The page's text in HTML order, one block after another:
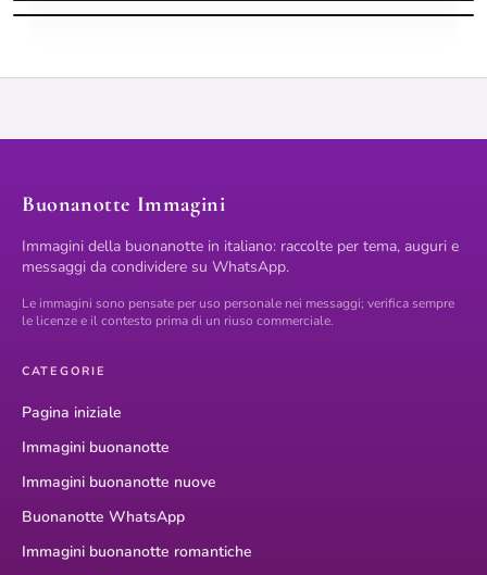
Buonanotte Immagini
Immagini della buonanotte in italiano: raccolte per tema, auguri e
messaggi da condividere su WhatsApp.
Le immagini sono pensate per uso personale nei messaggi; verifica sempre
le licenze e il contesto prima di un riuso commerciale.
CATEGORIE
Pagina iniziale
Immagini buonanotte
Immagini buonanotte nuove
Buonanotte WhatsApp
Immagini buonanotte romantiche